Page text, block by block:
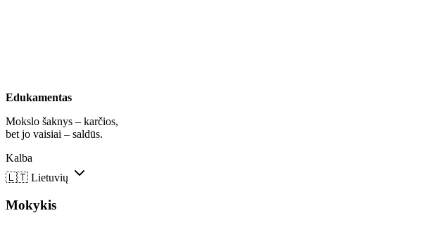
Edukamentas
Mokslo šaknys – karčios,
bet jo vaisiai – saldūs.
Kalba
🇱🇹 Lietuvių
Mokykis